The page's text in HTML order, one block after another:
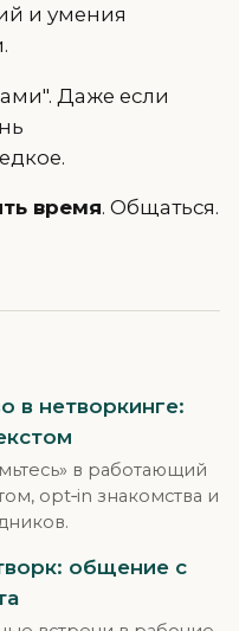
и умения
Даже если
время. Общаться.
в нетворкинге:
в работающий
opt‑in знакомства и
общение с